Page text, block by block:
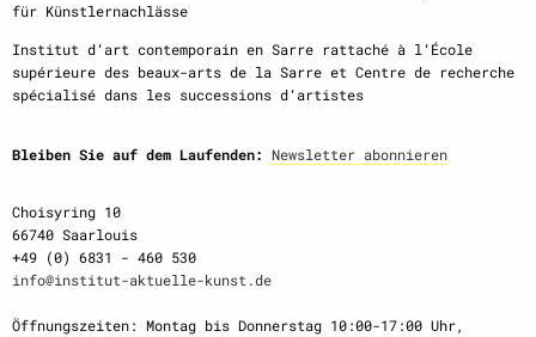
für Künstlernachlässe
Institut d‘art contemporain en Sarre rattaché à l‘École
supérieure des beaux-arts de la Sarre et Centre de recherche
spécialisé dans les successions d‘artistes
Bleiben Sie auf dem Laufenden: Newsletter abonnieren
Choisyring 10
66740 Saarlouis
+49 (0) 6831 - 460 530
info@institut-aktuelle-kunst.de
Öffnungszeiten: Montag bis Donnerstag 10:00-17:00 Uhr,